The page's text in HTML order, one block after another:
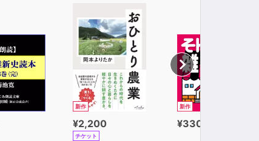
新作
¥2,200
チケット
新作
¥330